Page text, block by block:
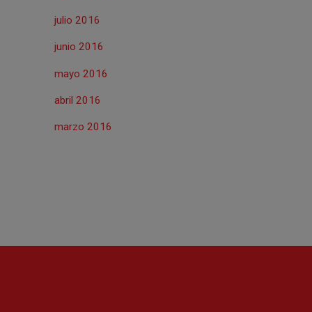
julio 2016
junio 2016
mayo 2016
abril 2016
marzo 2016